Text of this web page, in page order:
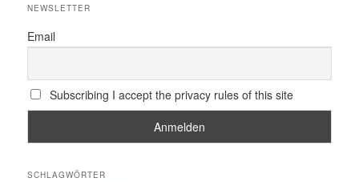
NEWSLETTER
Email
Subscribing I accept the privacy rules of this site
SCHLAGWÖRTER